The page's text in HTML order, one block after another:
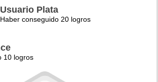
Usuario Plata
Haber conseguido 20 logros
10 logros